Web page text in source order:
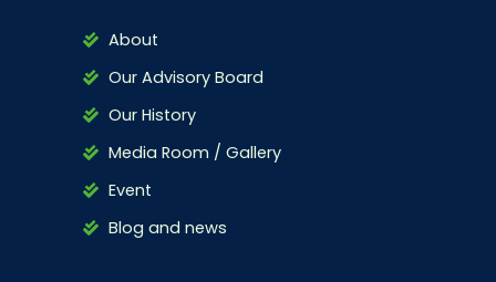
About
Our Advisory Board
Our History
Media Room / Gallery
Event
Blog and news